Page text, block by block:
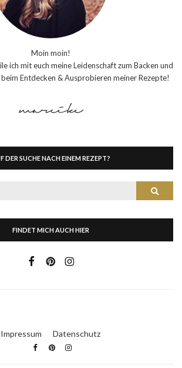
Moin moin!
ich mit euch meine Leidenschaft zum Backen und
Entdecken & Ausprobieren meiner Rezepte!
DER SUCHE NACH EINEM REZEPT?
Suche
FINDET MICH AUCH HIER
Impressum Datenschutz